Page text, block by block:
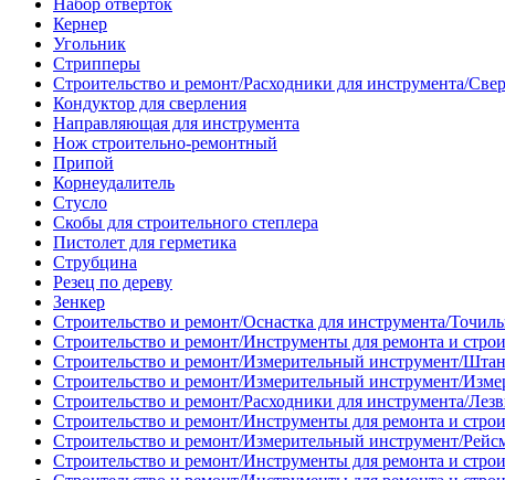
Набор отверток
Кернер
Угольник
Стрипперы
Строительство и ремонт/Расходники для инструмента/
Кондуктор для сверления
Направляющая для инструмента
Нож строительно-ремонтный
Припой
Корнеудалитель
Стусло
Скобы для строительного степлера
Пистолет для герметика
Струбцина
Резец по дереву
Зенкер
Строительство и ремонт/Оснастка для инструмента/
Строительство и ремонт/Инструменты для ремонта и
Строительство и ремонт/Измерительный инструмент/
Строительство и ремонт/Измерительный инструмент/
Строительство и ремонт/Расходники для инструмента/
Строительство и ремонт/Инструменты для ремонта и
Строительство и ремонт/Измерительный инструмент/
Строительство и ремонт/Инструменты для ремонта и